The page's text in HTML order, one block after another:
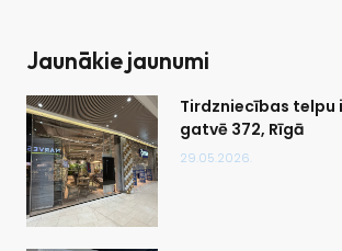
Jaunākie jaunumi
Tirdzniecības telpu
gatvē 372, Rīgā
29.05.2026.